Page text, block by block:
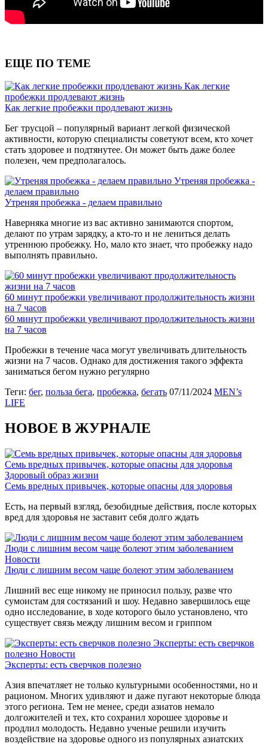
ЕЩЕ ПО ТЕМЕ
Как легкие
пробежки продлевают жизнь
Как легкие пробежки продлевают жизнь
Бег трусцой – популярный вариант легкой физической
активности, которую специалисты советуют всем, кто хочет
стать здоровее и подтянутее. Он может быть даже более
полезен, чем предполагалось.
Утреняя пробежка -
делаем правильно
Утреняя пробежка - делаем правильно
Наверняка многие из вас активно занимаются спортом,
делают по утрам зарядку, а кто-то и не лениться делать
утреннюю пробежку. Но, мало кто знает, что пробежку надо
выполнять правильно.
60 минут пробежки увеличивают продолжительность жизни
на 7 часов
60 минут пробежки увеличивают продолжительность жизни
на 7 часов
Пробежки в течение часа могут увеличивать длительность
жизни на 7 часов. Однако для достижения такого эффекта
заниматься бегом нужно регулярно
Теги: бег, польза бега, пробежка, бегать 07/11/2024 MEN’s
LIFE
НОВОЕ В ЖУРНАЛЕ
Семь вредных привычек, которые опасны для здоровья
Здоровый образ жизни
Семь вредных привычек, которые опасны для здоровья
Есть, на первый взгляд, безобидные действия, после которых
вред для здоровья не заставит себя долго ждать
Люди с лишним весом чаще болеют этим заболеванием
Новости
Люди с лишним весом чаще болеют этим заболеванием
Лишний вес еще никому не приносил пользу, разве что
сумоистам для состязаний и шоу. Недавно завершилось еще
одно исследование, в ходе которого было установлено, что
существует связь между лишним весом и гриппом
Эксперты: есть сверчков
полезно Новости
Эксперты: есть сверчков полезно
Азия впечатляет не только культурными особенностями, но и
рационом. Многих удивляют и даже пугают некоторые блюда
этого региона. Тем не менее, среди азиатов немало
долгожителей и тех, кто сохранил хорошее здоровье и
продлил молодость. Недавно ученые решили изучить
воздействие на здоровье одного из популярных азиатских